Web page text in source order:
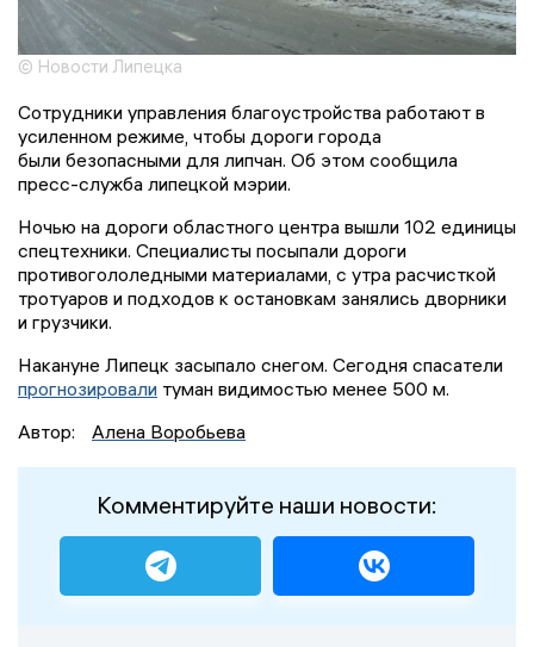
© Новости Липецка
Сотрудники управления благоустройства работают в
усиленном режиме, чтобы дороги города
были безопасными для липчан. Об этом сообщила
пресс-служба липецкой мэрии.
Ночью на дороги областного центра вышли 102 единицы
спецтехники. Специалисты посыпали дороги
противогололедными материалами, с утра расчисткой
тротуаров и подходов к остановкам занялись дворники
и грузчики.
Накануне Липецк засыпало снегом. Сегодня спасатели
прогнозировали туман видимостью менее 500 м.
Автор:
Алена Воробьева
Комментируйте наши новости: